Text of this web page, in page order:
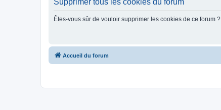
Êtes-vous sûr de vouloir supprimer les cookies de ce forum ?
Accueil du forum